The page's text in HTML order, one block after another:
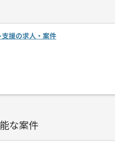
豊富なエンジニアと成長が出来る
支援の求人・案件
な案件